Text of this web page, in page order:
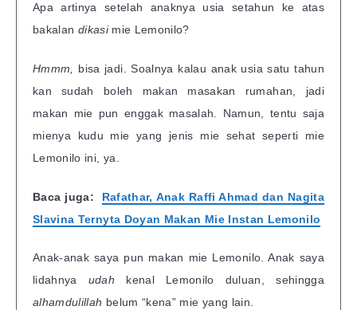
Apa artinya setelah anaknya usia setahun ke atas
bakalan dikasi mie Lemonilo?
Hmmm,
bisa jadi. Soalnya kalau anak usia satu tahun
kan sudah boleh makan masakan rumahan, jadi
makan mie pun enggak masalah. Namun, tentu saja
mienya kudu mie yang jenis mie sehat seperti mie
Lemonilo ini, ya.
Baca juga: Rafathar, Anak Raffi Ahmad dan Nagita
Slavina Ternyta Doyan Makan Mie Instan Lemonilo
Anak-anak saya pun makan mie Lemonilo. Anak saya
lidahnya udah kenal Lemonilo duluan, sehingga
alhamdulillah belum “kena” mie yang lain.